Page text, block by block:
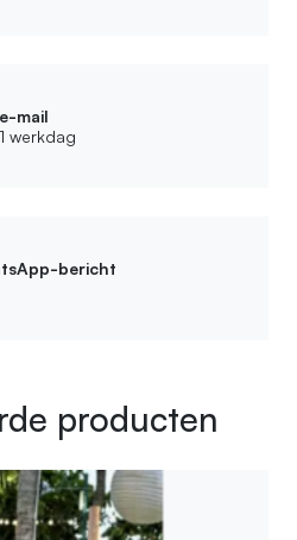
mail
werkdag
bericht
producten